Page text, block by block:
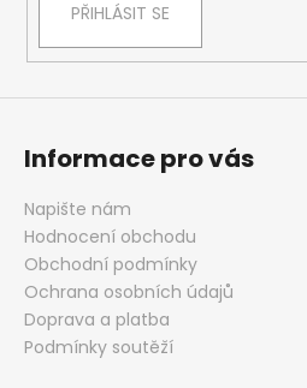
PŘIHLÁSIT SE
Informace pro vás
Napište nám
Hodnocení obchodu
Obchodní podmínky
Ochrana osobních údajů
Doprava a platba
Podmínky soutěží